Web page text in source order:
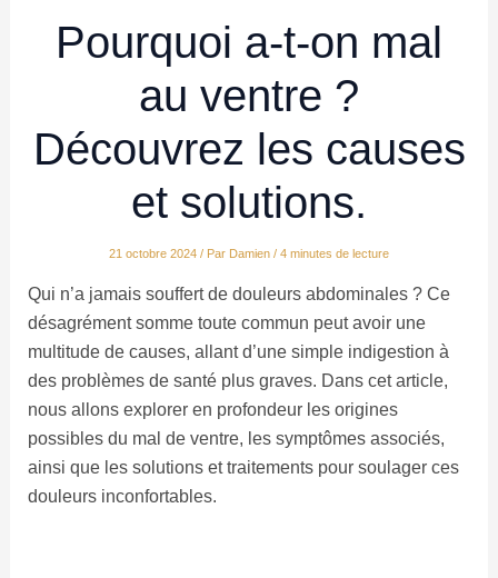
Pourquoi a-t-on mal
au ventre ?
Découvrez les causes
et solutions.
21 octobre 2024 / Par Damien / 4 minutes de lecture
Qui n’a jamais souffert de douleurs abdominales ? Ce
désagrément somme toute commun peut avoir une
multitude de causes, allant d’une simple indigestion à
des problèmes de santé plus graves. Dans cet article,
nous allons explorer en profondeur les origines
possibles du mal de ventre, les symptômes associés,
ainsi que les solutions et traitements pour soulager ces
douleurs inconfortables.